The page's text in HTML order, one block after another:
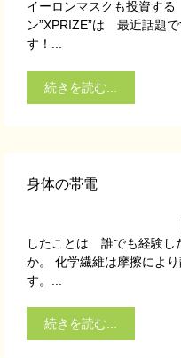
イーロンマスクも投資す
ン”XPRIZE”は 最近話題
す！...
続きを読む...
身体の帯電
ドアノブを触
したことは 誰でも経験し
か。 化学繊維は摩擦によ
す。...
続きを読む...